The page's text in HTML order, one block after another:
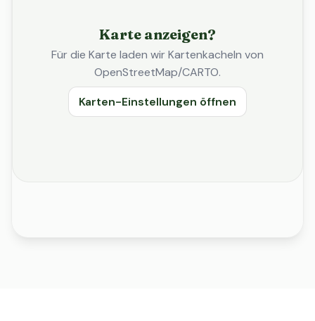
Karte anzeigen?
Für die Karte laden wir Kartenkacheln von
OpenStreetMap/CARTO.
Karten-Einstellungen öffnen